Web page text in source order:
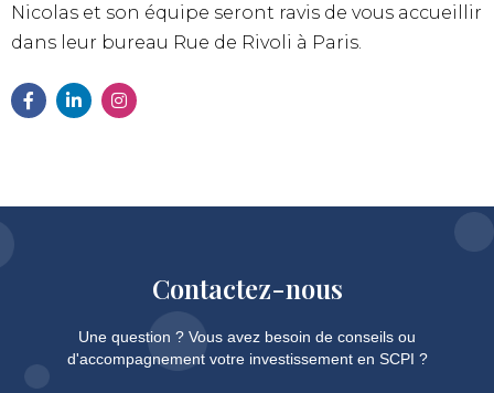
Nicolas et son équipe seront ravis de vous accueillir
dans leur bureau Rue de Rivoli à Paris.
Contactez-nous
Une question ? Vous avez besoin de conseils ou
d'accompagnement votre investissement en SCPI ?